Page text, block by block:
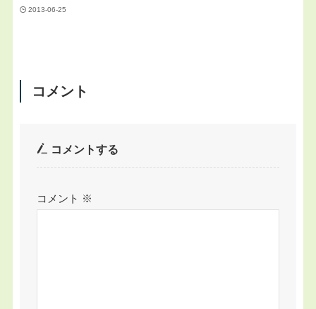
2013-06-25
コメント
コメントする
コメント ※